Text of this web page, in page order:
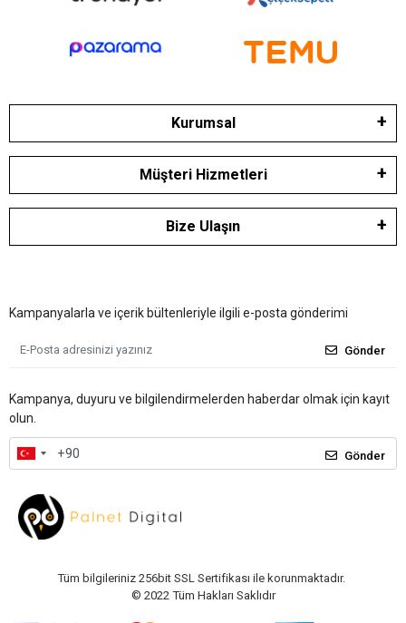
Kurumsal
Müşteri Hizmetleri
Bize Ulaşın
Kampanyalarla ve içerik bültenleriyle ilgili e-posta gönderimi
Gönder
Kampanya, duyuru ve bilgilendirmelerden haberdar olmak için kayıt
olun.
Gönder
Tüm bilgileriniz 256bit SSL Sertifikası ile korunmaktadır.
© 2022 Tüm Hakları Saklıdır